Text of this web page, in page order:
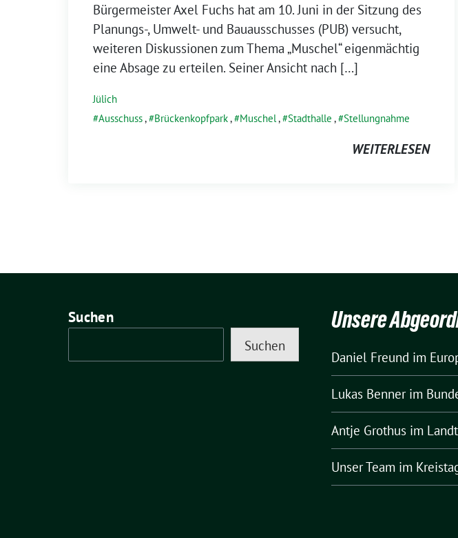
Bürgermeister Axel Fuchs hat am 10. Juni in der Sitzung des
Planungs-, Umwelt- und Bauausschusses (PUB) versucht,
weiteren Diskussionen zum Thema „Muschel“ eigenmächtig
eine Absage zu erteilen. Seiner Ansicht nach […]
Jülich
Ausschuss, Brückenkopfpark, Muschel , Stadthalle , Stellungnahme
WEITERLESEN
Suchen
Suchen
Unsere
Daniel Freund im
Lukas Bennerim
Antje Grothus im
Unser Team im